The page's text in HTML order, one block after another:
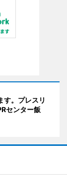
す。プレスリ
センター飯